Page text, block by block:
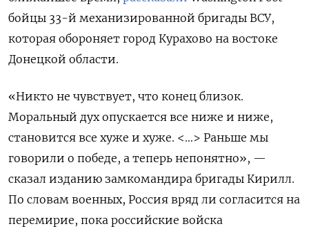
бойцы 33-й механизированной бригады ВСУ,
которая обороняет город Курахово на востоке
Донецкой области.
«Никто не чувствует, что конец близок.
Моральный дух опускается все ниже и ниже,
становится все хуже и хуже. <…> Раньше мы
говорили о победе, а теперь непонятно», —
сказал изданию замкомандира бригады Кирилл.
По словам военных, Россия вряд ли согласится на
перемирие, пока российские войска